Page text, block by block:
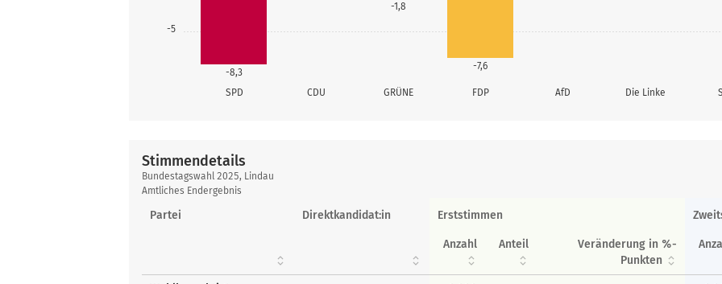
-5
SPD CDU GRÜNE FDP AfD Die Linke
-8,3
-1,8
-7,6
Stimmendetails
Stimmendetails
Bundestagswahl 2025, Lindau
Amtliches Endergebnis
Partei Direktkandidat:in Erststimmen
Anzahl Anteil
Veränderung in %-
Punkten